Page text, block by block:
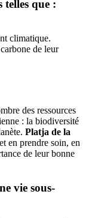
telles que :
climatique.
de leur
des ressources
: la biodiversité
Platja de la
en prendre soin, en
de leur bonne
vie sous-